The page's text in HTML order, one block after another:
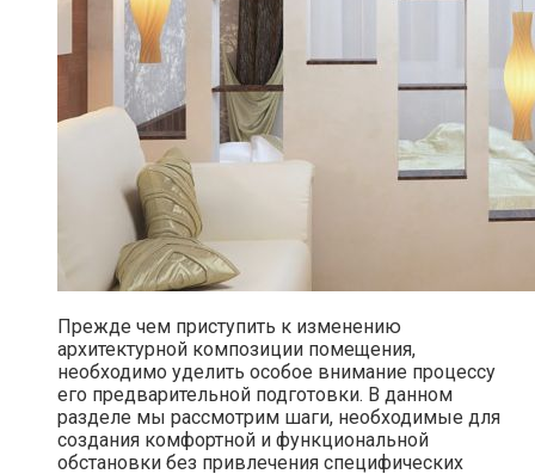
Прежде чем приступить к изменению
архитектурной композиции помещения,
необходимо уделить особое внимание процессу
его предварительной подготовки. В данном
разделе мы рассмотрим шаги, необходимые для
создания комфортной и функциональной
обстановки без привлечения специфических